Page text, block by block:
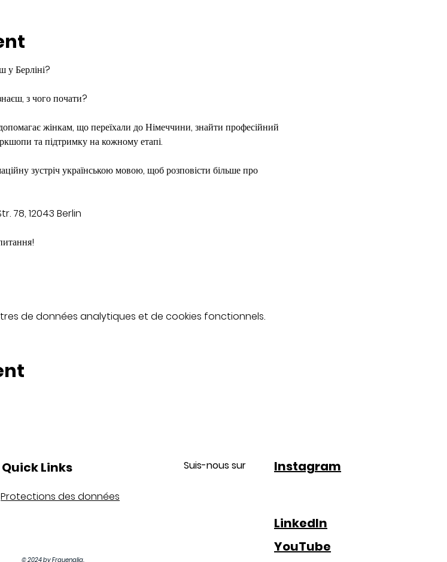
у Берліні?
з чого почати?
жінкам, що переїхали до Німеччини, знайти професійний
та підтримку на кожному етапі.
зустріч українською мовою, щоб розповісти більше про
78, 12043 Berlin
de données analytiques et de cookies fonctionnels.
Quick Links
Protections des données
Suis-nous sur Instagram
LinkedIn
YouTube
© 2024 by Frauenalia.